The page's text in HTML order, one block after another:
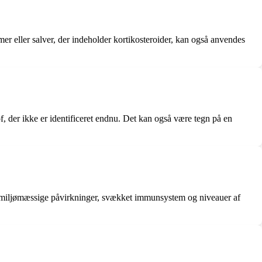
eller salver, der indeholder kortikosteroider, kan også anvendes
der ikke er identificeret endnu. Det kan også være tegn på en
påvirkninger, svækket immunsystem og niveauer af